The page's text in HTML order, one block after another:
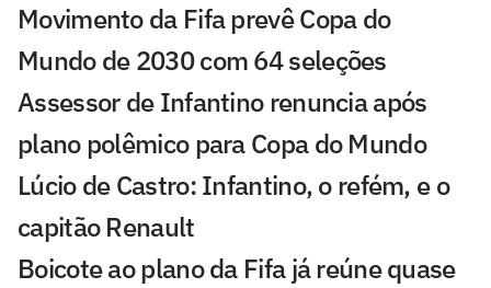
Movimento da Fifa prevê Copa do
Mundo de 2030 com 64 seleções
Assessor de Infantino renuncia após
plano polêmico para Copa do Mundo
Lúcio de Castro: Infantino, o refém, e o
capitão Renault
Boicote ao plano da Fifa já reúne quase